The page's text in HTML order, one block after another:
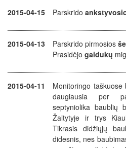
2015-04-15 Parskrido
2015-04-13 Parskrido pirmosios
Prasidėjo gaidukų
2015-04-11 Monitoringo taškuose
daugiausia per
septyniolika baublių
Žaltytyje ir trys
Tikrasis didžiųjų
didesnis, nes